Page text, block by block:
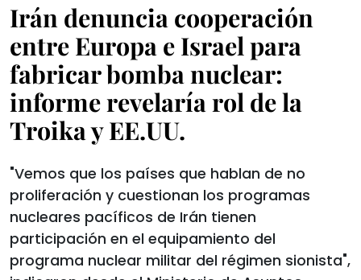
Irán denuncia cooperación
entre Europa e Israel para
fabricar bomba nuclear:
informe revelaría rol de la
Troika y EE.UU.
"Vemos que los países que hablan de no
proliferación y cuestionan los programas
nucleares pacíficos de Irán tienen
participación en el equipamiento del
programa nuclear militar del régimen sionista",